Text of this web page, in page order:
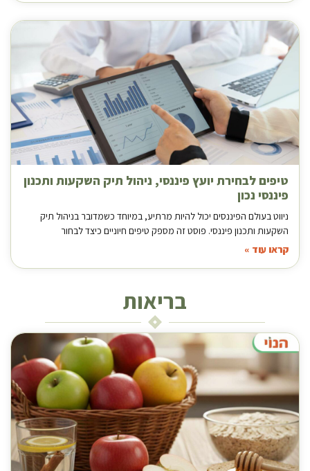
טיפים לבחירת יועץ פיננסי, ניהול תיק השקעות ותכנון
פיננסי נכון
ניווט בעולם הפיננסים יכול להיות מרתיע, במיוחד כשמדובר בניהול תיק
השקעות ותכנון פיננסי. פוסט זה מספק טיפים חיוניים כיצד לבחור
קראו עוד »
בריאות